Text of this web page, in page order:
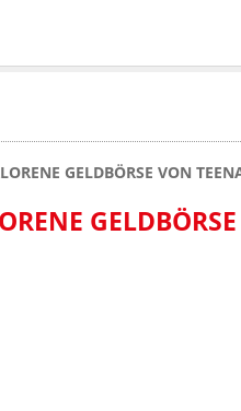
GELDBÖRSE VON
GELDBÖRSE